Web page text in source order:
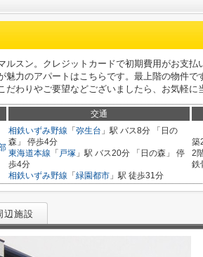
ルスン。クレジットカードで初期費用がお支
魅力のアパートはこちらです。最上階の物件
だわりやご要望などございましたら、お気軽に
交通
相鉄いずみ野線 「 弥生台 」駅 バス8分 「日の
森」 停歩4分
東海道本線 「 戸塚 」駅 バス20分 「日の森」 停
歩4分
相鉄いずみ野線 「 緑園都市 」駅 徒歩31分
築
2
鉄
辺施設